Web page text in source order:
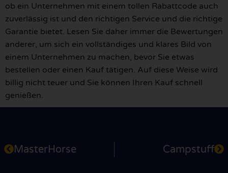
ob ein Unternehmen mit einem tollen Rabattcode auch
zuverlässig ist und den richtigen Service und die richtige
Garantie bietet. Lesen Sie daher immer die Bewertungen
anderer, um sich ein vollständiges und klares Bild von
einem Unternehmen zu machen, bevor Sie etwas
bestellen oder einen Kauf tätigen. Auf diese Weise wird
billig nicht teuer und Sie können Ihren Kauf schnell
genießen.
MasterHorse Campstuff